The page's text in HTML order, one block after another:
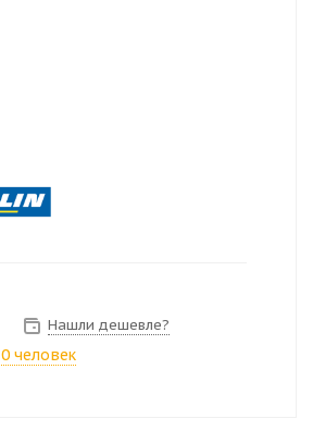
Нашли дешевле?
0 человек